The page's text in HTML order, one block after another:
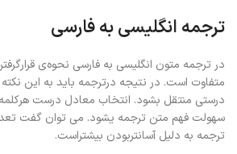
ترجمه انگلیسی به فارسی
در ترجمه متون انگلیسی به فارسی نحوه‌ی
متفاوت است. در نتیجه درترجمه باید به این
درستی منتقل بشود. انتخاب معادل درست
سهولت فهم متن ترجمه یشود. می توان گفت
ترجمه به دلیل آسانتربودن بیشتراست.